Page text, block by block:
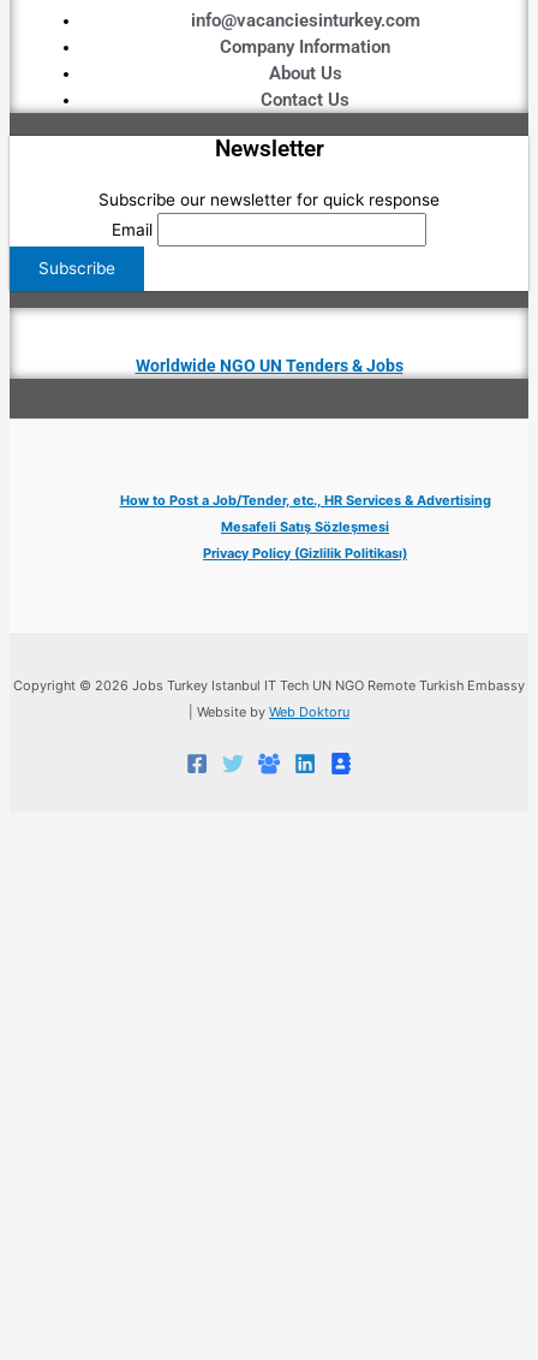
info@vacanciesinturkey.com
Company Information
About Us
Contact Us
Newsletter
Subscribe our newsletter for quick response
Email
Worldwide NGO UN Tenders & Jobs
How to Post a Job/Tender, etc., HR Services & Advertising
Mesafeli Satış Sözleşmesi
Privacy Policy (Gizlilik Politikası)
Copyright © 2026 Jobs Turkey Istanbul IT Tech UN NGO Remote Turkish Embassy
| Website by Web Doktoru